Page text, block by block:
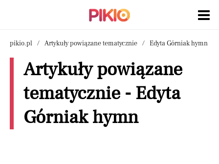
pikio.pl Artykuły powiązane tematycznie Edyta Górniak hymn
Artykuły powiązane
tematycznie - Edyta
Górniak hymn